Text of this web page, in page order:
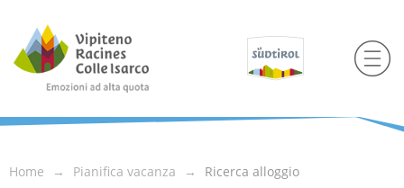
Home Pianifica vacanza Ricerca alloggio